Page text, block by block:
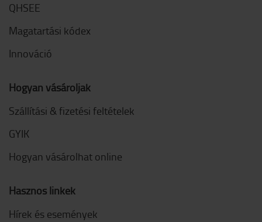
QHSEE
Magatartási kódex
Innováció
Hogyan vásároljak
Szállítási & fizetési feltételek
GYIK
Hogyan vásárolhat online
Hasznos linkek
Hírek és események